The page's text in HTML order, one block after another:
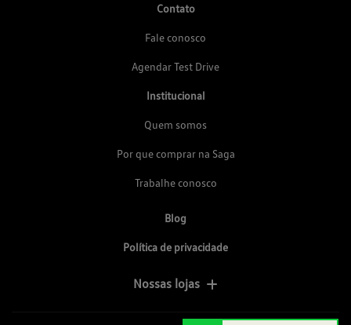
Contato
Fale conosco
Agendar Test Drive
Institucional
Quem somos
Por que comprar na Saga
Trabalhe conosco
Blog
Política de privacidade
Nossas lojas